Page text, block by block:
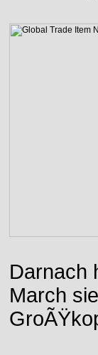
Darnach
March